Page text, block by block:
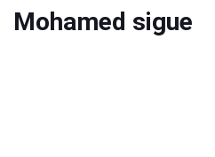
Mohamed sigue